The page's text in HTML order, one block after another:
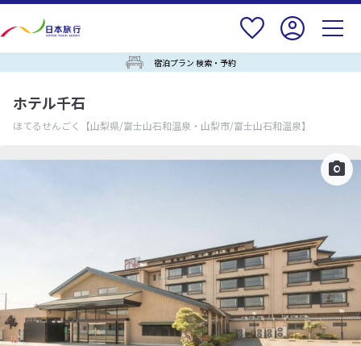
宿泊プラン 検索・予約
ホテル千石
ほてるせんごく 【山梨県/富士山石和温泉・山梨市/富士山石和温泉】